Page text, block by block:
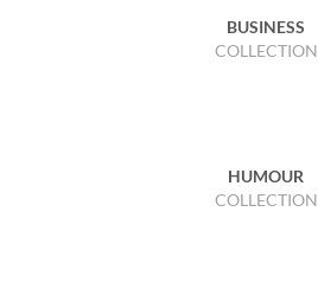
BUSINESS
COLLECTION
HUMOUR
COLLECTION